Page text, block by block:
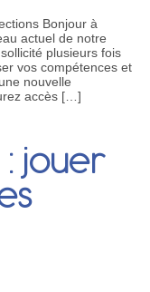
Bonjour à
actuel de notre
plusieurs fois
vos compétences et
nouvelle
accès […]
: jouer